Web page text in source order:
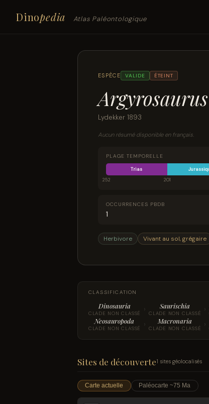
Dinopedia Atlas Paléontologique
ESPÈCE VALIDE ÉTEINT
Lydekker 1893
Aucun résumé disponible en français.
PLAGE TEMPORELLE
Trias
252
201
OCCURRENCES PBDB
1
Herbivore Vivant au sol, grégaire
CLASSIFICATION
Dinosauria
CLADE NON CLASSÉ › Saurischia
CLADE NON CLASSÉ ›
Neosauropoda
CLADE NON CLASSÉ › Macronaria
CLADE NON CLASSÉ ›
Sites de découverte1 sites géolocalisés
Carte actuelle Paléocarte ~75 Ma